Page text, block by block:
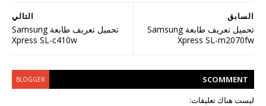
التالي
تحميل تعريف طابعة Samsung
Xpress SL-c410w
السابق
تحميل تعريف طابعة Samsung
Xpress SL-m2070fw
COMMENT
S
BLOGGER
ليست هناك تعليقات: